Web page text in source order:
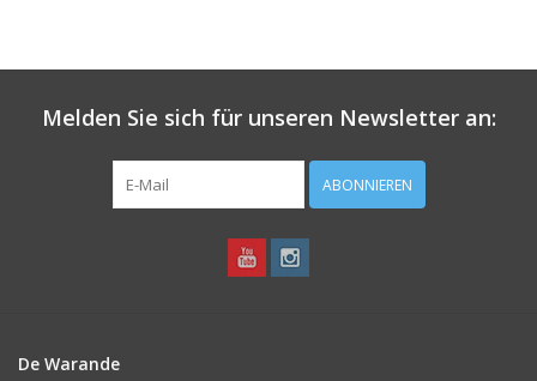
Melden Sie sich für unseren Newsletter an:
ABONNIEREN
De Warande